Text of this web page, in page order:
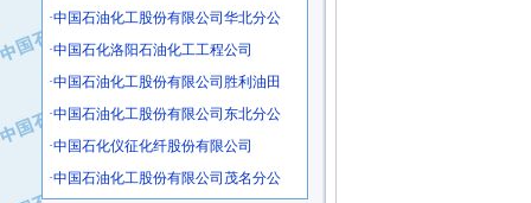
·沧州市电气控制设备厂
·华北石油新大禹环保设备有限公司
·河北翼凌机械制造总厂
·萍乡市庞泰化工填料有限公司
·中国石油化工股份有限公司华北分公
·中国石化洛阳石油化工工程公司
·中国石油化工股份有限公司胜利油田
·中国石油化工股份有限公司东北分公
·中国石化仪征化纤股份有限公司
·中国石油化工股份有限公司茂名分公